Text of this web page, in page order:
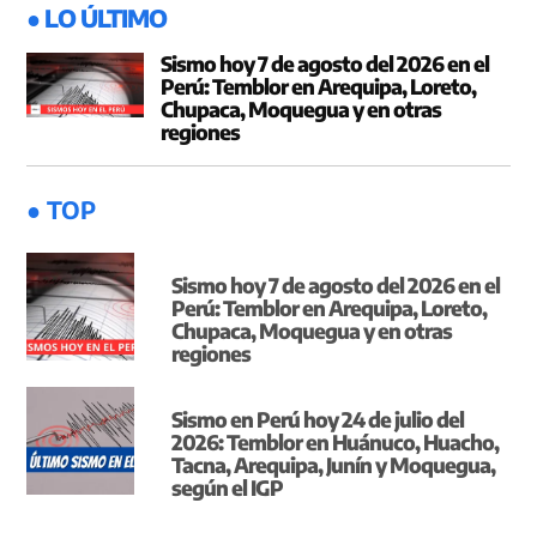
● LO ÚLTIMO
Sismo hoy 7 de agosto del 2026 en el
Perú: Temblor en Arequipa, Loreto,
Chupaca, Moquegua y en otras
regiones
● TOP
Sismo hoy 7 de agosto del 2026 en el
Perú: Temblor en Arequipa, Loreto,
Chupaca, Moquegua y en otras
regiones
Sismo en Perú hoy 24 de julio del
2026: Temblor en Huánuco, Huacho,
Tacna, Arequipa, Junín y Moquegua,
según el IGP